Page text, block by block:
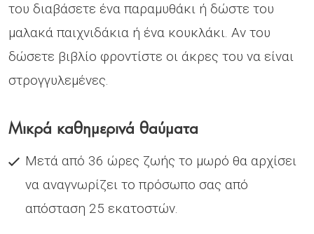
του διαβάσετε ένα παραμυθάκι ή δώστε του
μαλακά παιχνιδάκια ή ένα κουκλάκι. Αν του
δώσετε βιβλίο φροντίστε οι άκρες του να είναι
στρογγυλεμένες.
Μικρά καθημερινά θαύματα
Μετά από 36 ώρες ζωής το μωρό θα αρχίσει
να αναγνωρίζει το πρόσωπο σας από
απόσταση 25 εκατοστών.